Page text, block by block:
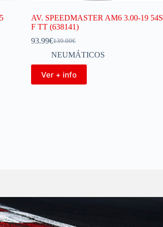
AV. SPEEDMASTER AM6 3.00-19 54S
F TT (638141)
139.00€
93.99€
NEUMÁTICOS
Ver + info